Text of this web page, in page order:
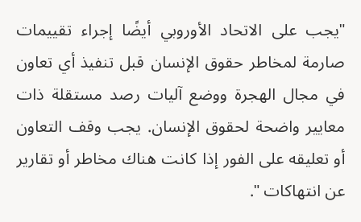
"يجب على الاتحاد الأوروبي أيضًا إجراء تقييمات
صارمة لمخاطر حقوق الإنسان قبل تنفيذ أي تعاون
في مجال الهجرة ووضع آليات رصد مستقلة ذات
معايير واضحة لحقوق الإنسان. يجب وقف التعاون
أو تعليقه على الفور إذا كانت هناك مخاطر أو تقارير
عن انتهاكات ".